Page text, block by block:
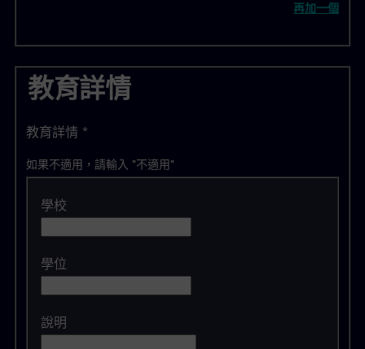
再加一個
教育詳情
教育詳情 *
如果不適用，請輸入 "不適用"
學校
學位
說明